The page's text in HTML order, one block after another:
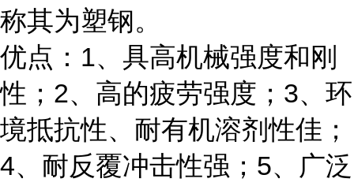
称其为塑钢。
优点：1、具高机械强度和刚
性；2、高的疲劳强度；3、环
境抵抗性、耐有机溶剂性佳；
4、耐反覆冲击性强；5、广泛